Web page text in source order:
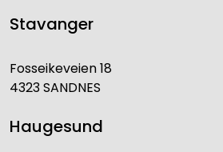
Stavanger
Fosseikeveien 18
4323 SANDNES
Haugesund